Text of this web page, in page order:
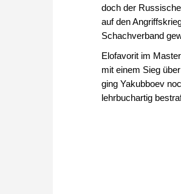
doch der
auf den
Schachverband
Elofavorit im
mit einem Sieg
ging Yakubboev
lehrbuchartig